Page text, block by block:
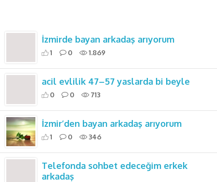
İzmirde bayan arkadaş arıyorum
1 0 1.869
acil evlilik 47–57 yaslarda bi beyle
0 0 713
İzmir’den bayan arkadaş arıyorum
1 0 346
Telefonda sohbet edeceğim erkek
arkadaş